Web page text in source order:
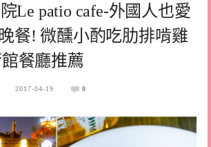
Le patio cafe-外國人也愛
餐! 微醺小酌吃肋排啃雞
餐廳推薦
2017-04-19 0